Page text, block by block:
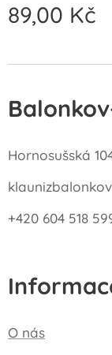
89,00 Kč
Hornosušská
+420 604 518
O nás